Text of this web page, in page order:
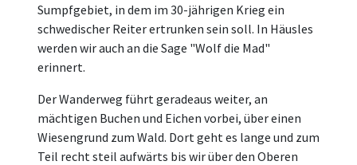
Sumpfgebiet, in dem im 30-jährigen Krieg ein
schwedischer Reiter ertrunken sein soll. In Häusles
werden wir auch an die Sage "Wolf die Mad"
erinnert.
Der Wanderweg führt geradeaus weiter, an
mächtigen Buchen und Eichen vorbei, über einen
Wiesengrund zum Wald. Dort geht es lange und zum
Teil recht steil aufwärts bis wir über den Oberen